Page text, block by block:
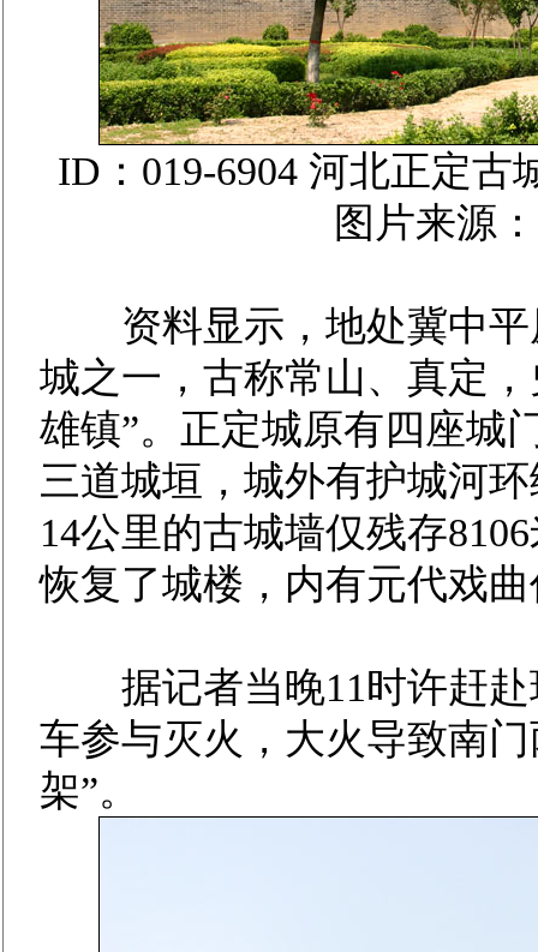
ID：019-6904 河北正
图片来源
资料显示，地处冀中平
城之一，古称常山、真定
雄镇”。正定城原有四座城
三道城垣，城外有护城河
14公里的古城墙仅残存
恢复了城楼，内有元代戏
据记者当晚11时许赶赴
车参与灭火，大火导致南
架”。